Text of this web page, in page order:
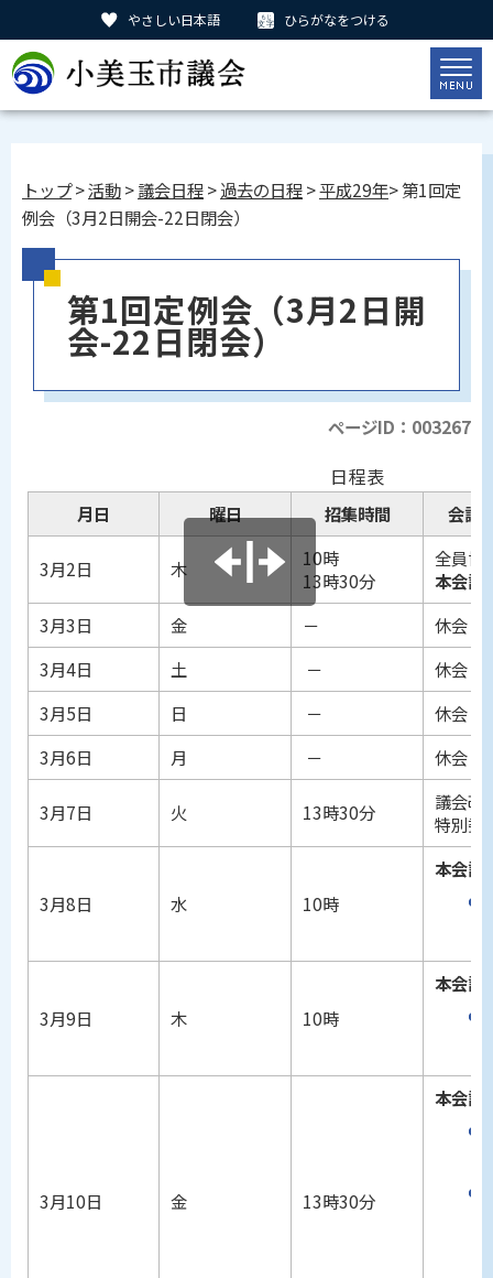
やさしい日本語 ひらがなをつける
トップ>活動>議会日程>過去の日程>平成29年> 第1回定
例会（3月2日開会-22日閉会）
第1回定例会（3月2日開
会-22日閉会）
ページID：003267
日程表
月日 曜日 招集時間 会議
3月2日 木
10時
13時30分
全員協
本会議
3月3日
金 －
休会
3月4日
土 －
休会
3月5日
日 －
休会
3月6日
月 － 休会
3月7日 火 13時30分
議会改
特別委
3月8日 水 10時
本会議
3月9日 木 10時
本会議
3月10日 金 13時30分
本会議